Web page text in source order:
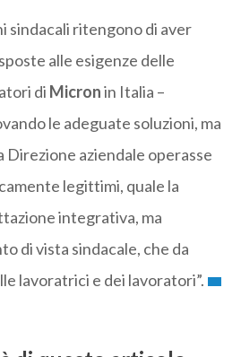
sindacali ritengono di aver
alle esigenze delle
di Micronin Italia –
le adeguate soluzioni, ma
Direzione aziendale operasse
legittimi, quale la
integrativa, ma
di vista sindacale, che da
lavoratrici e dei lavoratori”.